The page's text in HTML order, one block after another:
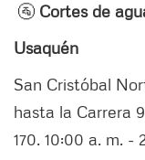
🚰 Cortes de
Usaquén
San Cristóbal
hasta la Carrera
170. 10:00 a. m. -